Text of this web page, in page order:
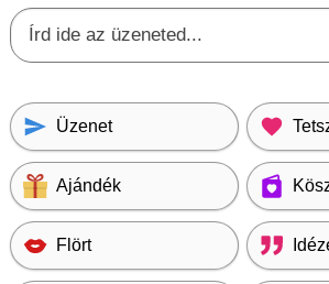
Üzenet
Ajándék
Flört